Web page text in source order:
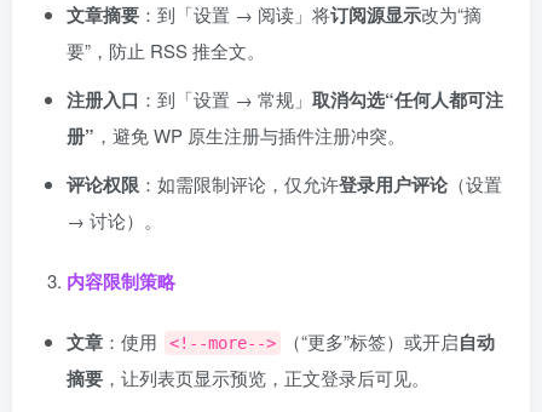
文章摘要 ：到「设置 → 阅读」将订阅源显示改为“摘
要”，防止 RSS 推全文。
注册入口 ：到「设置 → 常规」 取消勾选“任何人都可注
册” ，避免 WP 原生注册与插件注册冲突。
评论权限 ：如需限制评论，仅允许登录用户评论（设置
→ 讨论）。
内容限制策略
文章 ：使用 <!--more--> （“更多”标签）或开启自动
摘要 ，让列表页显示预览，正文登录后可见。